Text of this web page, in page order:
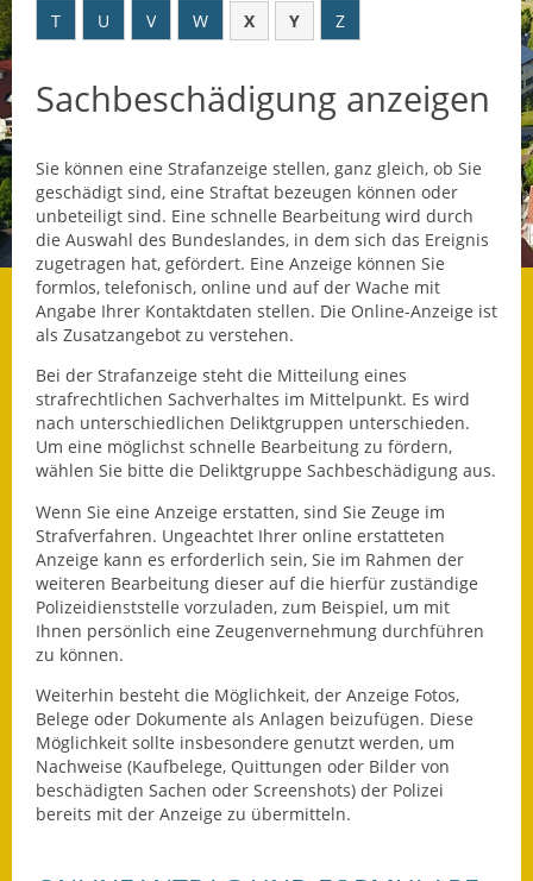
Datenschutz
Datenschutz im
Steueramt
Gebärdensprache
Geschichte und
Gegenwart
Was die Alten noch
wussten!
Wagner-Werkstatt
Informationsbroschüre
Lärmaktionsplan
Leichte Sprache
Infos in Leichter Sprache
Mitteilungsblatt
Nachhaltigkeitsbericht
Notfallplanung
Ortsplan
T
U V W X Y Z
Sachbeschädigung anzeigen
Sie können eine Strafanzeige stellen, ganz gleich, ob Sie
geschädigt sind, eine Straftat bezeugen können oder
unbeteiligt sind. Eine schnelle Bearbeitung wird durch
die Auswahl des Bundeslandes, in dem sich das Ereignis
zugetragen hat, gefördert. Eine Anzeige können Sie
formlos, telefonisch, online und auf der Wache mit
Angabe Ihrer Kontaktdaten stellen. Die Online-Anzeige ist
als Zusatzangebot zu verstehen.
Bei der Strafanzeige steht die Mitteilung eines
strafrechtlichen Sachverhaltes im Mittelpunkt. Es wird
nach unterschiedlichen Deliktgruppen unterschieden.
Um eine möglichst schnelle Bearbeitung zu fördern,
wählen Sie bitte die Deliktgruppe Sachbeschädigung aus.
Wenn Sie eine Anzeige erstatten, sind Sie Zeuge im
Strafverfahren. Ungeachtet Ihrer online erstatteten
Anzeige kann es erforderlich sein, Sie im Rahmen der
weiteren Bearbeitung dieser auf die hierfür zuständige
Polizeidienststelle vorzuladen, zum Beispiel, um mit
Ihnen persönlich eine Zeugenvernehmung durchführen
zu können.
Weiterhin besteht die Möglichkeit, der Anzeige Fotos,
Belege oder Dokumente als Anlagen beizufügen. Diese
Möglichkeit sollte insbesondere genutzt werden, um
Nachweise (Kaufbelege, Quittungen oder Bilder von
beschädigten Sachen oder Screenshots) der Polizei
bereits mit der Anzeige zu übermitteln.